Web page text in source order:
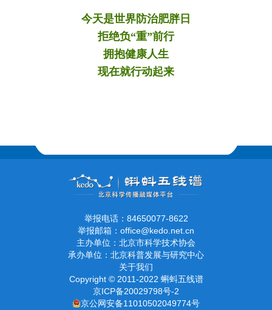
今天是世界防治肥胖日
拒绝负“重”前行
拥抱健康人生
现在就行动起来
举报电话：84650077-8622
举报邮箱：office@kedo.net.cn
主办单位：北京市科学技术协会
承办单位：北京科普发展与研究中心
关于我们
Copyright © 2011-2022 蝌蚪五线谱
京ICP备20029798号-2
京公网安备11010502049774号